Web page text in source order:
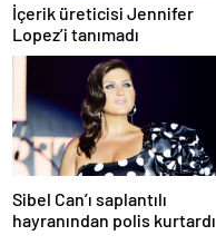
İçerik üreticisi Jennifer
Lopez’i tanımadı
Sibel Can’ı saplantılı
hayranından polis kurtardı